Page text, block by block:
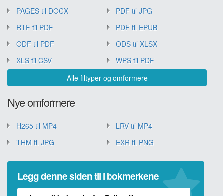
PAGES til DOCX
PDF til JPG
RTF til PDF
PDF til EPUB
ODF til PDF
ODS til XLSX
XLS til CSV
WPS til PDF
Alle filtyper og omformere
Nye omformere
H265 til MP4
LRV til MP4
THM til JPG
EXR til PNG
Legg denne siden til i bokmerkene